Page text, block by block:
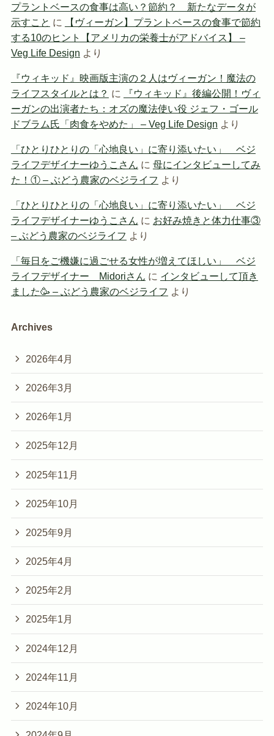
プラントベースの食事は高い？節約？ 新たなデータが
示すこと に
【ヴィーガン】プラントベースの食事で節約
する10のヒント【アメリカの栄養士がアドバイス】 –
Veg Life Design より
『ウィキッド』映画版主演の２人はヴィーガン！魔法の
ライフスタイルとは？ に
『ウィキッド』後編公開！ヴィ
ーガンの出演者たち：オズの魔法使い役 ジェフ・ゴール
ドブラム氏「肉食をやめた」 – Veg Life Design より
「ひとりひとりの「心地良い」に寄り添いたい」 ベジ
ライフデザイナーゆうこさん に 母にインタビューしてみ
た！① – ぶどう農家のベジライフ より
「ひとりひとりの「心地良い」に寄り添いたい」 ベジ
ライフデザイナーゆうこさん に お好み焼きと体力仕事③
– ぶどう農家のベジライフ より
「毎日をご機嫌に過ごせる女性が増えてほしい」 ベジ
ライフデザイナー Midoriさん に インタビューして頂き
ました🥳 – ぶどう農家のベジライフ より
Archives
2026年4月
2026年3月
2026年1月
2025年12月
2025年11月
2025年10月
2025年9月
2025年4月
2025年2月
2025年1月
2024年12月
2024年11月
2024年10月